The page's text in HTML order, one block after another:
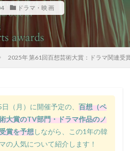
ドラマ・映 画
2025年 第61回百想芸術大賞：ドラマ関連受
（月）に開催予定の、 百想（ペ
大賞のTV部門・ドラマ作品のノ
賞を予想しながら、この1年の韓
の人気について紹介します！